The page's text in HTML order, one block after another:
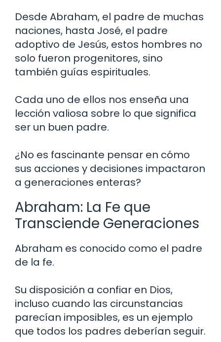
Desde Abraham, el padre de muchas
naciones, hasta José, el padre
adoptivo de Jesús, estos hombres no
solo fueron progenitores, sino
también guías espirituales.
Cada uno de ellos nos enseña una
lección valiosa sobre lo que significa
ser un buen padre.
¿No es fascinante pensar en cómo
sus acciones y decisiones impactaron
a generaciones enteras?
Abraham: La Fe que
Transciende Generaciones
Abraham es conocido como el padre
de la fe.
Su disposición a confiar en Dios,
incluso cuando las circunstancias
parecían imposibles, es un ejemplo
que todos los padres deberían seguir.